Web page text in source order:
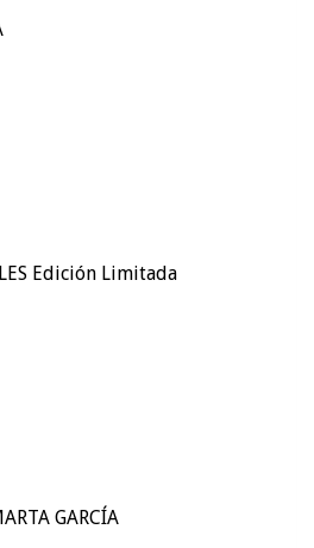
Edición Limitada
GARCÍA